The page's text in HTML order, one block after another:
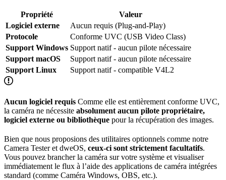
Propriété
Valeur
Logiciel externe
Aucun requis (Plug-and-Play)
Protocole
Conforme UVC (USB Video Class)
Support Windows Support natif - aucun pilote nécessaire
Support macOS
Support natif - aucun pilote nécessaire
Support Linux
Support natif - compatible V4L2
Aucun logiciel requis Comme elle est entièrement conforme UVC,
la caméra ne nécessite absolument aucun pilote propriétaire,
logiciel externe ou bibliothèque pour la récupération des images.
Bien que nous proposions des utilitaires optionnels comme notre
Camera Tester et dweOS, ceux-ci sont strictement facultatifs.
Vous pouvez brancher la caméra sur votre système et visualiser
immédiatement le flux à l’aide des applications de caméra intégrées
standard (comme Caméra Windows, OBS, etc.).